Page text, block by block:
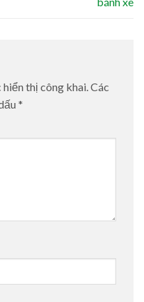
thị công khai. Các
*